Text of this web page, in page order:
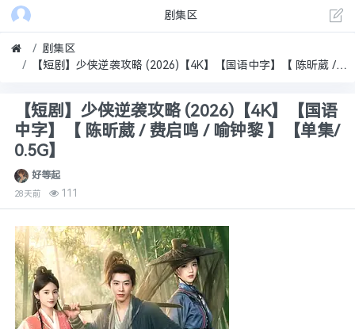
剧集区
剧集区
【短剧】少侠逆袭攻略 (2026)【4K】【国语中字】【 陈昕葳 / 费启鸣 / 喻钟黎 】【单集/0.5G】
【短剧】少侠逆袭攻略 (2026)【4K】【国语
中字】【 陈昕葳 / 费启鸣 / 喻钟黎 】【单集/
0.5G】
好等起
28天前 111